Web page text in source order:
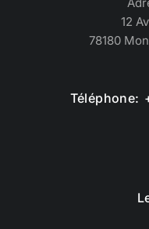
12
78180
Téléphone: